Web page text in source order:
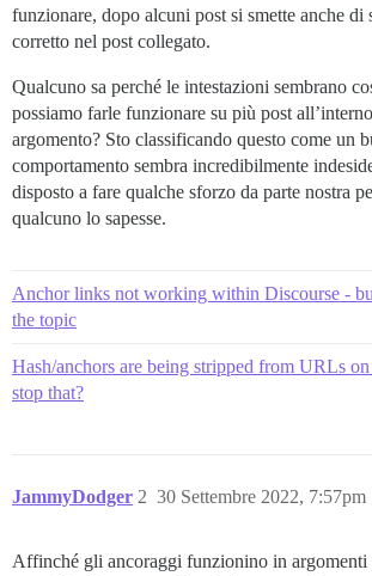
funzionare, dopo alcuni post si smette anche di
corretto nel post collegato.
Qualcuno sa perché le intestazioni sembrano
possiamo farle funzionare su più post
argomento? Sto classificando questo come un
comportamento sembra incredibilmente
disposto a fare qualche sforzo da parte nostra
qualcuno lo sapesse.
Anchor links not working within Discourse -
the topic
Hash/anchors are being stripped from URLs
stop that?
JammyDodger 30 Settembre 2022, 7:57pm
2
Affinché gli ancoraggi funzionino in